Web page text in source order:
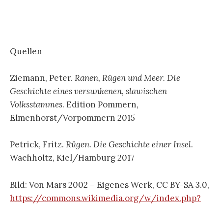
Quellen
Ziemann, Peter. Ranen, Rügen und Meer. Die
Geschichte eines versunkenen, slawischen
Volksstammes. Edition Pommern,
Elmenhorst/Vorpommern 2015
Petrick, Fritz. Rügen. Die Geschichte einer Insel.
Wachholtz, Kiel/Hamburg 2017
Bild: Von Mars 2002 – Eigenes Werk, CC BY-SA 3.0,
https://commons.wikimedia.org/w/index.php?